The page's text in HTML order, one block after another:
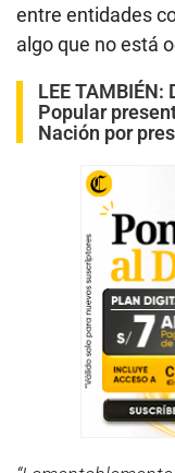
entre entidades
algo que no está
LEE TAMBIÉN:
Popular
Nación por